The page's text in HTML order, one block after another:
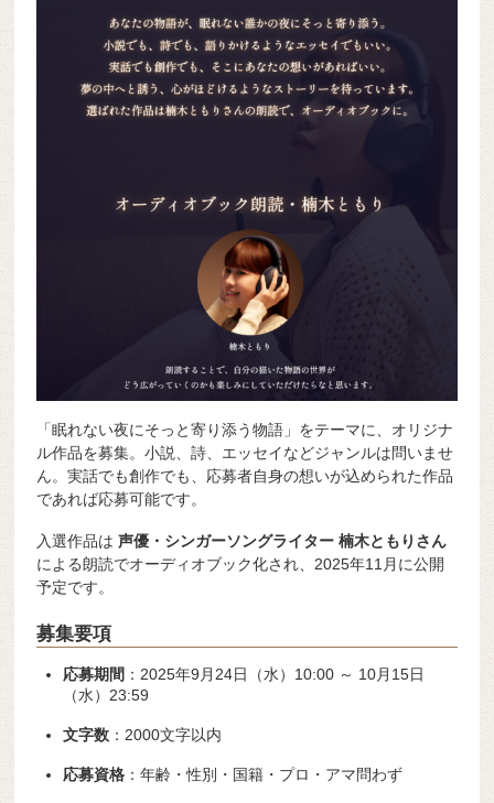
「眠れない夜にそっと寄り添う物語」をテーマに、オリジナ
ル作品を募集。小説、詩、エッセイなどジャンルは問いませ
ん。実話でも創作でも、応募者自身の想いが込められた作品
であれば応募可能です。
入選作品は声優・シンガーソングライター 楠木ともりさん
による朗読でオーディオブック化され、2025年11月に公開
予定です。
募集要項
応募期間 ：2025年9月24日（水）10:00 ～ 10月15日
（水）23:59
文字数 ：2000文字以内
応募資格 ：年齢・性別・国籍・プロ・アマ問わず